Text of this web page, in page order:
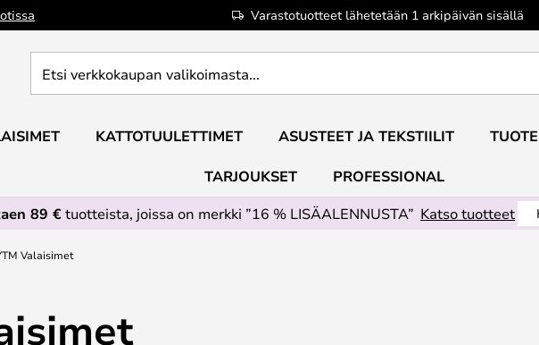
Varastotuotteet lähetetään 1 arkipäivän sisällä
verkkokaupan
KATTOTUULETTIMET ASUSTEET JA TEKSTIILIT
TARJOUKSET
PROFESSIONAL
89 €tuotteista, joissa on merkki ”16 % LISÄALENNUSTA” Katso tuotteet
Valaisimet